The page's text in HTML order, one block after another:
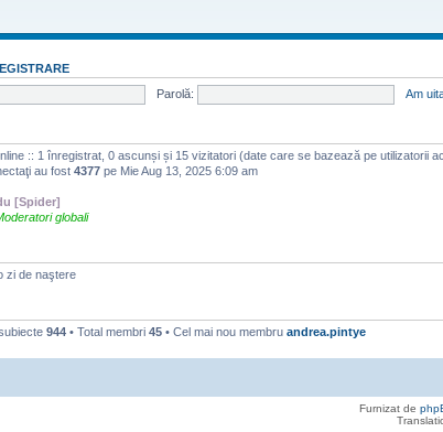
Parolă: Am
:: 1 înregistrat, 0 ascunși și 15 vizitatori (date care se bazează pe utilizatorii
au fost 4377 pe Mie Aug 13, 2025 6:09 am
[Spider]
globali
zi de naştere
944 • Total membri 45 • Cel mai nou membru andrea.pintye
Furnizat de